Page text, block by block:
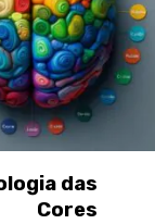
das
Cores